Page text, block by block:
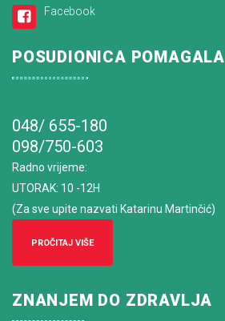
Facebook
POSUDIONICA POMAGALA
048/ 655-180
098/750-603
Radno vrijeme:
UTORAK: 10 -12H
(Za sve upite nazvati Katarinu Martinčić)
PROČITAJ VIŠE
ZNANJEM DO ZDRAVLJA